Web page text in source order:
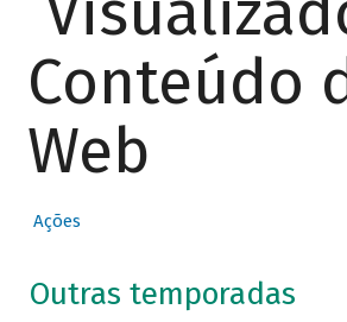
Conteúdo
Web
Ações
Outras temporadas